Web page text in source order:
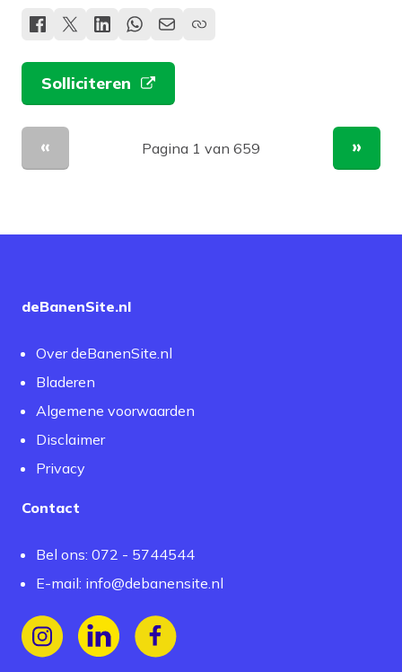
Solliciteren
Vorige pagina
Pagina 1 van 659
deBanenSite.nl
Over deBanenSite.nl
Bladeren
Algemene voorwaarden
Disclaimer
Privacy
Contact
Bel ons: 072 - 5744544
E-mail: info@debanensite.nl